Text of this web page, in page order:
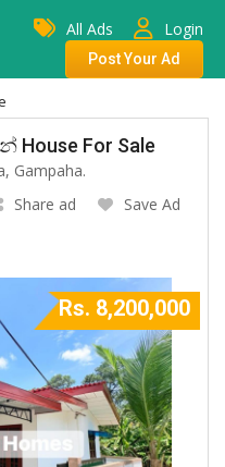
All Ads Login
Post Your Ad
For Sale
Gampaha.
Save Ad
Share ad
Rs. 8,200,000